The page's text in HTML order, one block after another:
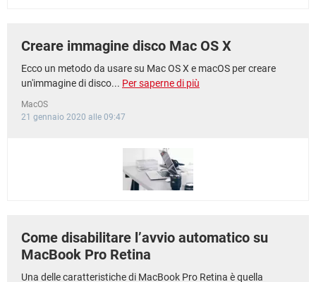
Creare immagine disco Mac OS X
Ecco un metodo da usare su Mac OS X e macOS per creare
un'immagine di disco... Per saperne di più
MacOS
21 gennaio 2020 alle 09:47
Come disabilitare l’avvio automatico su
MacBook Pro Retina
Una delle caratteristiche di MacBook Pro Retina è quella